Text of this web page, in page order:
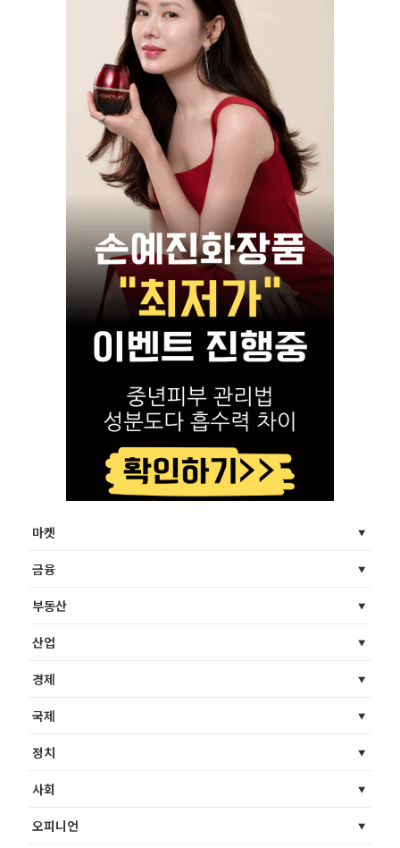
마켓
금융
부동산
산업
경제
국제
정치
사회
오피니언